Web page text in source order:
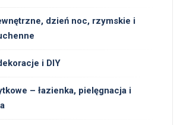
dzień noc, rzymskie i
i DIY
– łazienka, pielęgnacja i